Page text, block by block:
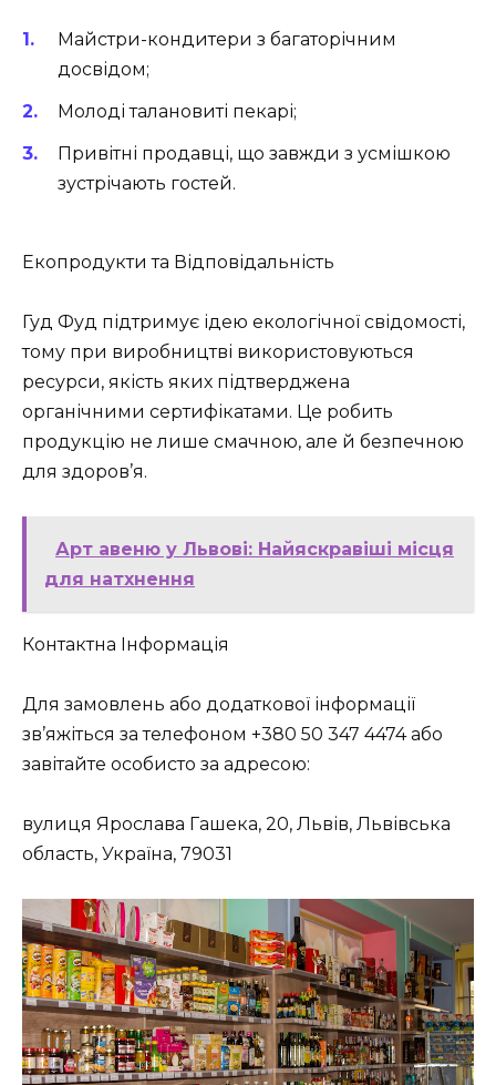
Майстри-кондитери з багаторічним
досвідом;
Молоді талановиті пекарі;
Привітні продавці, що завжди з усмішкою
зустрічають гостей.
Екопродукти та Відповідальність
Гуд Фуд підтримує ідею екологічної свідомості,
тому при виробництві використовуються
ресурси, якість яких підтверджена
органічними сертифікатами. Це робить
продукцію не лише смачною, але й безпечною
для здоров’я.
Арт авеню у Львові: Найяскравіші місця
для натхнення
Контактна Інформація
Для замовлень або додаткової інформації
зв’яжіться за телефоном +380 50 347 4474 або
завітайте особисто за адресою:
вулиця Ярослава Гашека, 20, Львів, Львівська
область, Україна, 79031